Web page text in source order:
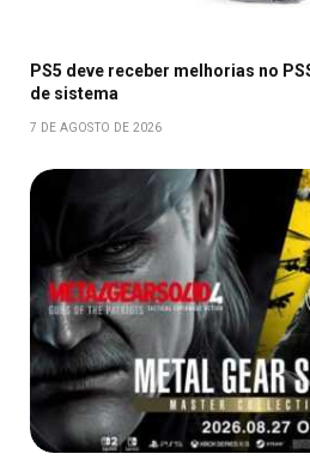
PS5 deve receber melhorias no
de sistema
7 DE AGOSTO DE 2026